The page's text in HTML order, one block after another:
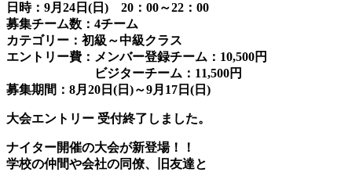
日時：9月24日(日) 20：00～22：00
募集チーム数：4チーム
カテゴリー：初級～中級クラス
エントリー費：メンバー登録チーム：10,500円
ビジターチーム：11,500円
募集期間：8月20日(日)～9月17日(日)
大会エントリー 受付終了しました。
ナイター開催の大会が新登場！！
学校の仲間や会社の同僚、旧友達と